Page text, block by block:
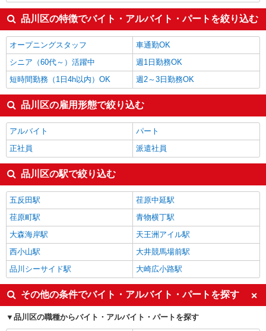
品川区の特徴でバイト・アルバイト・パートを絞り込む
オープニングスタッフ
車通勤OK
シニア（60代～）活躍中
週1日勤務OK
短時間勤務（1日4h以内）OK
週2～3日勤務OK
品川区の雇用形態で絞り込む
アルバイト
パート
正社員
派遣社員
品川区の駅で絞り込む
五反田駅
荏原中延駅
荏原町駅
青物横丁駅
大森海岸駅
天王洲アイル駅
西小山駅
大井競馬場前駅
品川シーサイド駅
大崎広小路駅
その他の条件でバイト・アルバイト・パートを探す
品川区の職種からバイト・アルバイト・パートを探す